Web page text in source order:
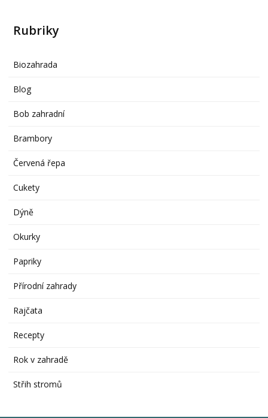
Rubriky
Biozahrada
Blog
Bob zahradní
Brambory
Červená řepa
Cukety
Dýně
Okurky
Papriky
Přírodní zahrady
Rajčata
Recepty
Rok v zahradě
Střih stromů